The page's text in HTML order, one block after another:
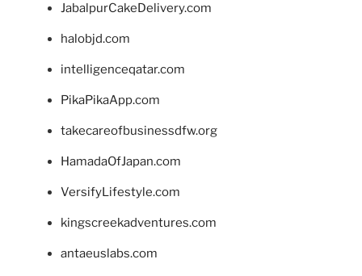
JabalpurCakeDelivery.com
halobjd.com
intelligenceqatar.com
PikaPikaApp.com
takecareofbusinessdfw.org
HamadaOfJapan.com
VersifyLifestyle.com
kingscreekadventures.com
antaeuslabs.com